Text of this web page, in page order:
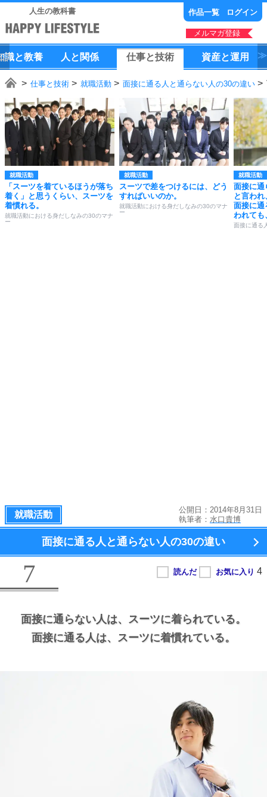
人生の教科書 作品一覧 ログイン
メルマガ登録
識と教養 人 と 関係 仕事と技術 資産と運用
仕事と技術 就職活動 面接に通る人と通らない人の30の違い
就職活動
「スーツを着ているほうが落ち
着く」と思うくらい、スーツを
着慣れる。
就職活動における身だしなみの30のマナ
ー
就職活動
スーツで差をつけるには、どう
すればいいのか。
就職活動における身だしなみの30のマナ
ー
就職活動
面接に通
と言わ
面接に通
われても
面接に通る
就職活動
公開日：2014年8月31日
執筆者： 水口貴博
面接に通る人と通らない人の30の違い
7
面接に通らない人は、 スーツに着られている。
面接に通る人は、 スーツに着慣れている。